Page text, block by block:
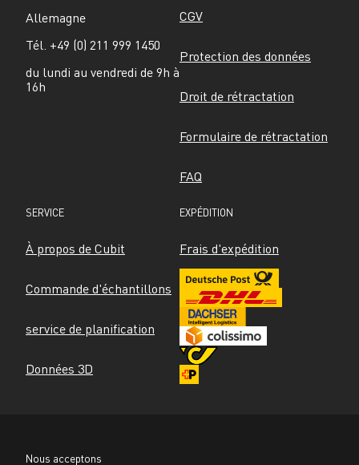
Allemagne
Tél. +49 (0) 211 999 1450
du lundi au vendredi de 9h à
16h
CGV
Protection des données
Droit de rétractation
Formulaire de rétractation
FAQ
SERVICE
À propos de Cubit
Commande d'échantillons
service de planification
Données 3D
EXPÉDITION
Frais d'expédition
Nous acceptons